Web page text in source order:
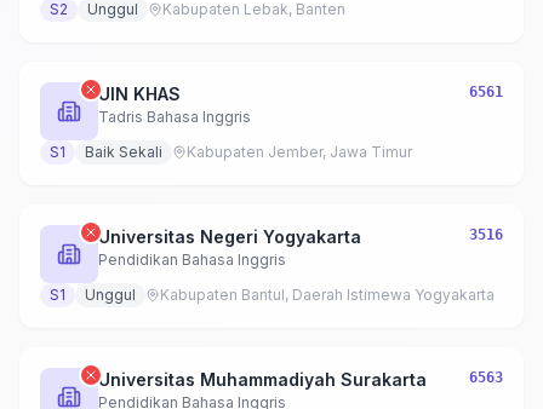
S2 Unggul Kabupaten Lebak, Banten
UIN KHAS
Tadris Bahasa Inggris
6561
S1 Baik Sekali Kabupaten Jember, Jawa Timur
Universitas Negeri Yogyakarta
Pendidikan Bahasa Inggris
3516
S1 Unggul Kabupaten Bantul, Daerah Istimewa Yogyakarta
Universitas Muhammadiyah Surakarta
Pendidikan Bahasa Inggris
6563